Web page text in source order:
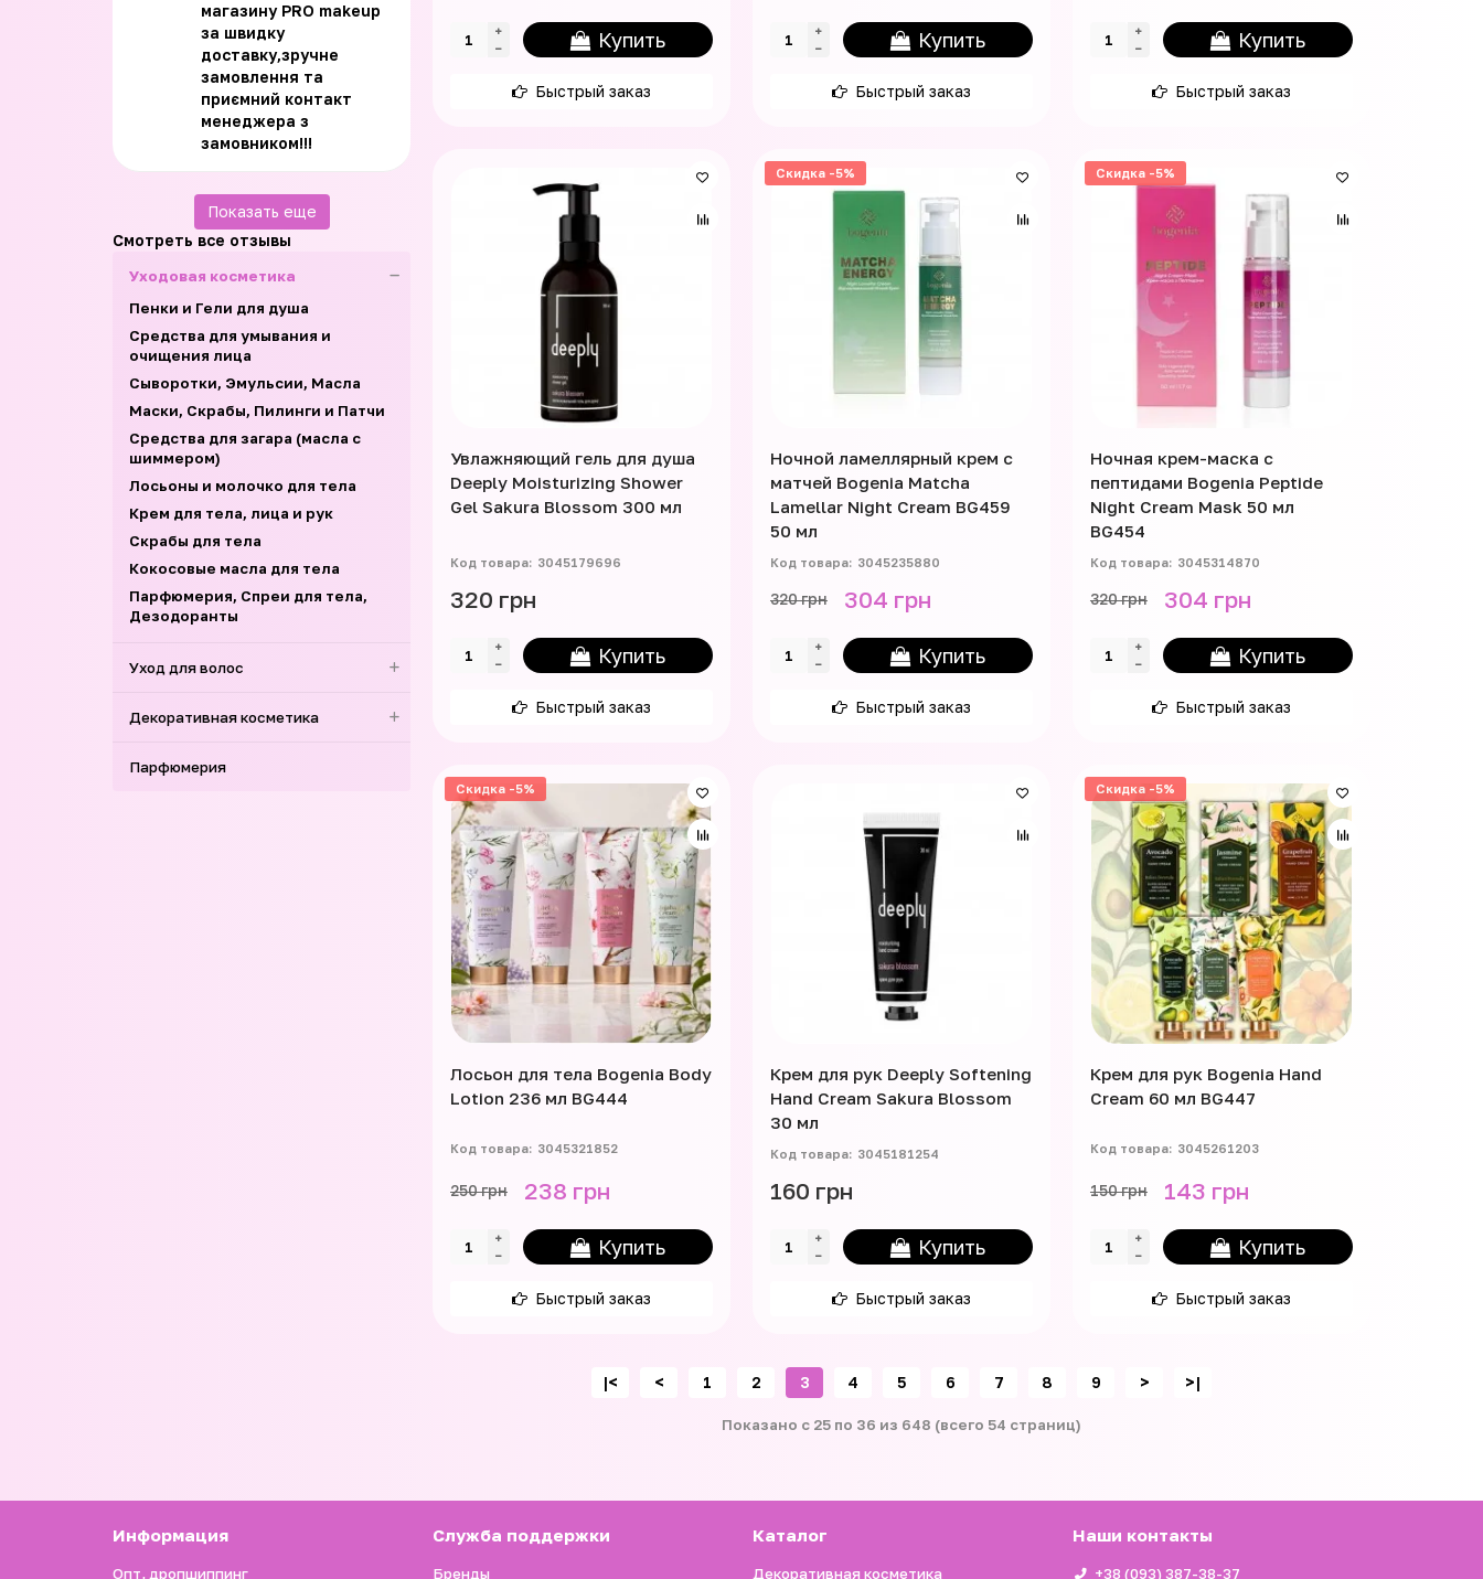
магазину PRO makeup
за швидку
доставку,зручне
замовлення та
приємний контакт
менеджера з
замовником!!!
Показать еще
Смотреть все отзывы
Уходовая косметика
Пенки и Гели для душа
Средства для умывания и
очищения лица
Сыворотки, Эмульсии, Масла
Маски, Скрабы, Пилинги и Патчи
Средства для загара (масла с
шиммером)
Лосьоны и молочко для тела
Крем для тела, лица и рук
Скрабы для тела
Кокосовые масла для тела
Парфюмерия, Спреи для тела,
Дезодоранты
Уход для волос
Декоративная косметика
Парфюмерия
Купить
Быстрый заказ
Купить
Быстрый заказ
Купить
Быстрый заказ
Увлажняющий гель для душа
Deeply Moisturizing Shower
Gel Sakura Blossom 300 мл
3045179696
320 грн
Купить
Быстрый заказ
Скидка -5%
Ночной ламеллярный крем с
матчей Bogenia Matcha
Lamellar Night Cream BG459
50 мл
3045235880
320 грн 304 грн
Купить
Быстрый заказ
Скидка -5%
Ночная крем-маска с
пептидами Bogenia Peptide
Night Cream Mask 50 мл
BG454
3045314870
320 грн 304 грн
Купить
Быстрый заказ
Скидка -5%
Лосьон для тела Bogenia Body
Lotion 236 мл BG444
3045321852
250 грн 238 грн
Купить
Быстрый заказ
Крем для рук Deeply Softening
Hand Cream Sakura Blossom
30 мл
3045181254
160 грн
Купить
Быстрый заказ
Скидка -5%
Крем для рук Bogenia Hand
Cream 60 мл BG447
3045261203
150 грн 143 грн
Купить
Быстрый заказ
|< < 1 2 3 4 5 6 7 8 9 > >|
Показано с 25 по 36 из 648 (всего 54 страниц)
Информация
Опт, дропшиппинг
Служба поддержки
Бренды
Каталог
Декоративная косметика
Наши контакты
+38 (093) 387-38-37